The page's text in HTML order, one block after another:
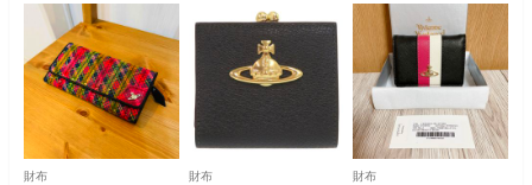
財布 財布 財布